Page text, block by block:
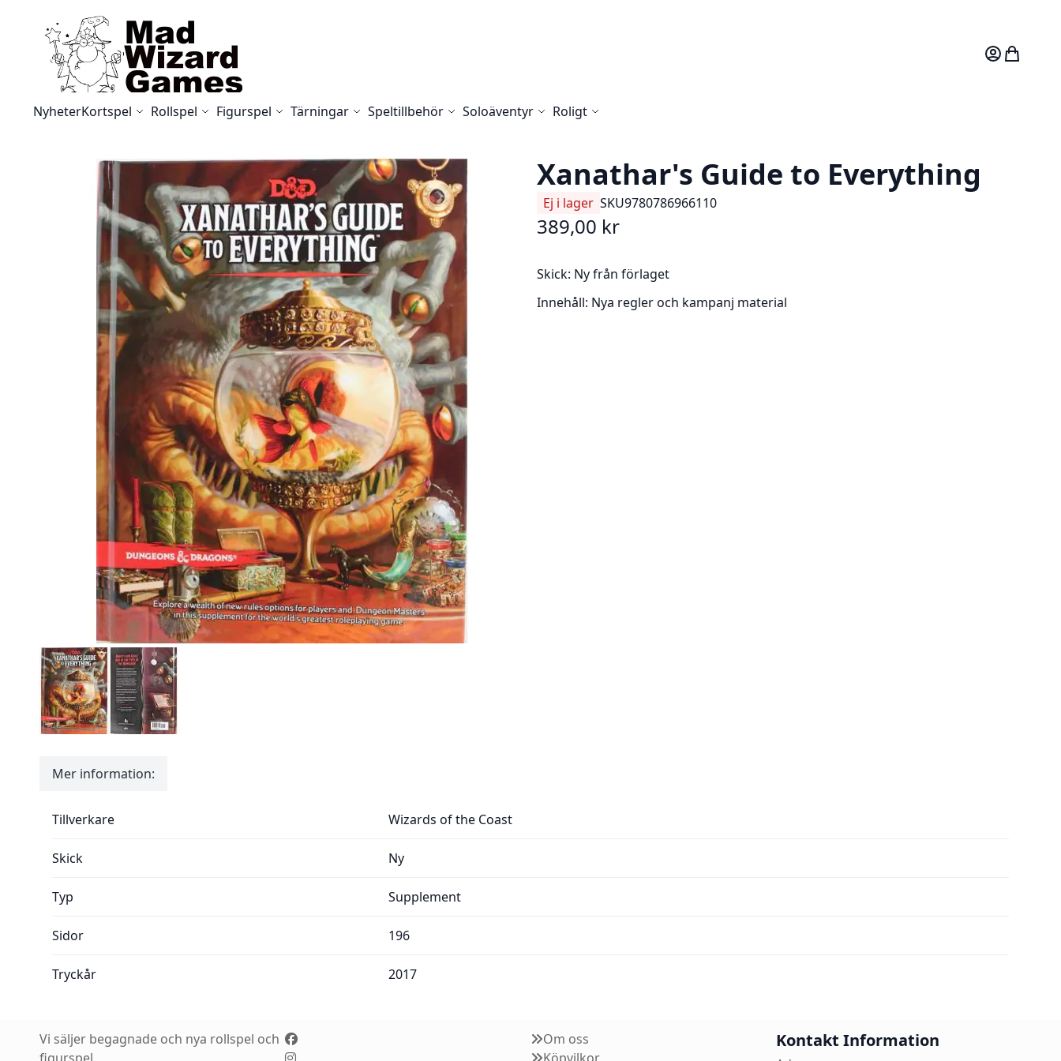
Skip to Content
Mitt konto
NyheterKortspel Rollspel Figurspel Tärningar Speltillbehör Soloäventyr Roligt
Xanathar's Guide to Everything
Ej i lager SKU9780786966110
389,00 kr
Skick: Ny från förlaget
Innehåll: Nya regler och kampanj material
Mer information:
Tillverkare Wizards of the Coast
Skick Ny
Typ Supplement
Sidor 196
Tryckår 2017
Vi säljer begagnade och nya rollspel och
Om oss
Kontakt Information